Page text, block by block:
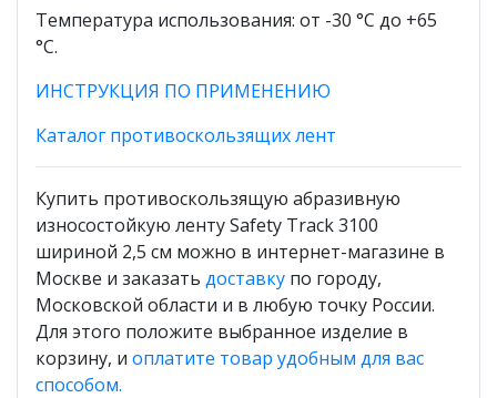
Температура использования: от -30 °С до +65
°С.
ИНСТРУКЦИЯ ПО ПРИМЕНЕНИЮ
Каталог противоскользящих лент
Купить противоскользящую абразивную
износостойкую ленту Safety Track 3100
шириной 2,5 см можно в интернет-магазине в
Москве и заказать доставку по городу,
Московской области и в любую точку России.
Для этого положите выбранное изделие в
корзину, и оплатите товар удобным для вас
способом.